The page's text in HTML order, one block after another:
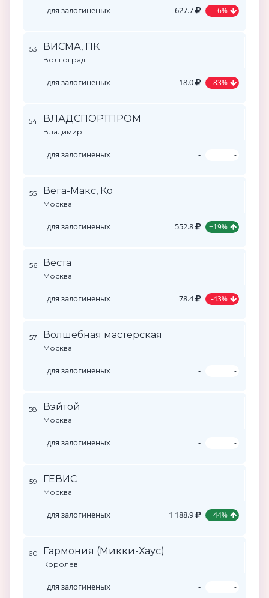
для залогиненых 627.7 -6%
53 ВИСМА, ПК
Волгоград
для залогиненых 18.0 -83%
54 ВЛАДСПОРТПРОМ
Владимир
для залогиненых - -
55 Вега-Макс, Ко
Москва
для залогиненых 552.8 +19%
56 Веста
Москва
для залогиненых 78.4 -43%
57 Волшебная мастерская
Москва
для залогиненых - -
58 Вэйтой
Москва
для залогиненых - -
59 ГЕВИС
Москва
для залогиненых 1 188.9 +44%
60 Гармония (Микки-Хаус)
Королев
для залогиненых - -